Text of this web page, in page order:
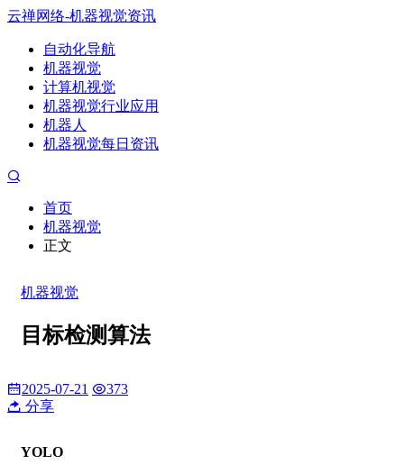
云禅网络-机器视觉资讯
自动化导航
机器视觉
计算机视觉
机器视觉行业应用
机器人
机器视觉每日资讯
首页
机器视觉
正文
机器视觉
目标检测算法
2025-07-21
373
分享
YOLO